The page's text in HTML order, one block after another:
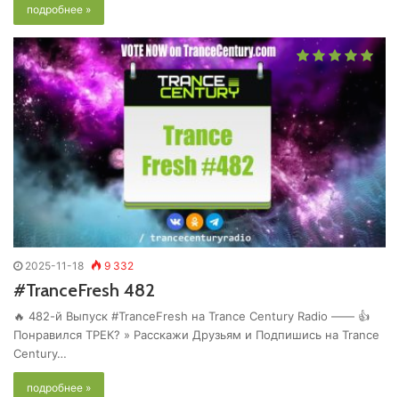
подробнее »
2025-11-18 9 332
#TranceFresh 482
🔥 482-й Выпуск #TranceFresh на Trance Century Radio —— 👍
Понравился ТРЕК? » Расскажи Друзьям и Подпишись на Trance
Century…
подробнее »